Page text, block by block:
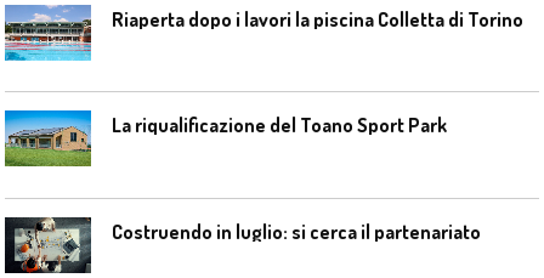
Riaperta dopo i lavori la piscina Colletta di Torino
La riqualificazione del Toano Sport Park
Costruendo in luglio: si cerca il partenariato